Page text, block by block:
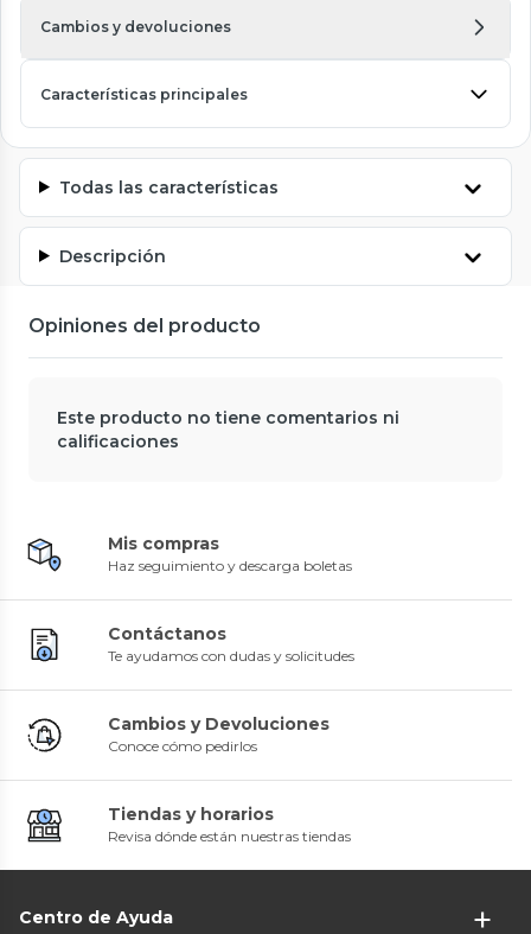
Cambios y devoluciones
Características principales
Todas las características
Descripción
Opiniones del producto
Este producto no tiene comentarios ni
calificaciones
Mis compras
Haz seguimiento y descarga boletas
Contáctanos
Te ayudamos con dudas y solicitudes
Cambios y Devoluciones
Conoce cómo pedirlos
Tiendas y horarios
Revisa dónde están nuestras tiendas
Centro de Ayuda